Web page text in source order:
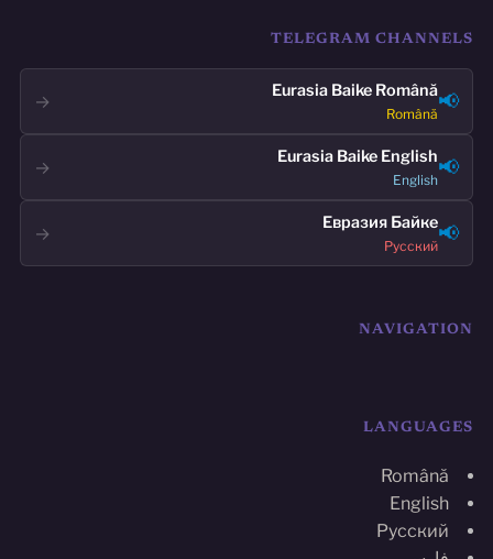
TELEGRAM CHANNELS
📢
Eurasia Baike Română
Română
→
📢
Eurasia Baike English
English
→
📢
Евразия Байке
Русский
→
NAVIGATION
LANGUAGES
Română
English
Русский